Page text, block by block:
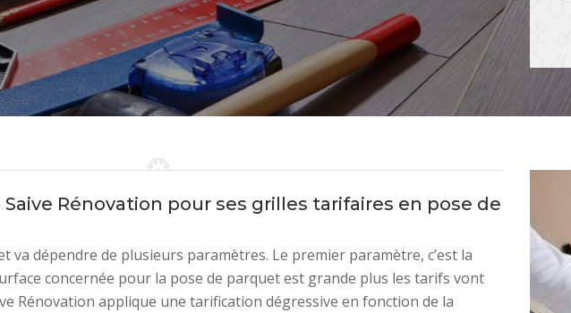
Rénovation pour ses grilles tarifaires en pose de
va dépendre de plusieurs paramètres. Le premier paramètre, c’est la
concernée pour la pose de parquet est grande plus les tarifs vont
Rénovation applique une tarification dégressive en fonction de la